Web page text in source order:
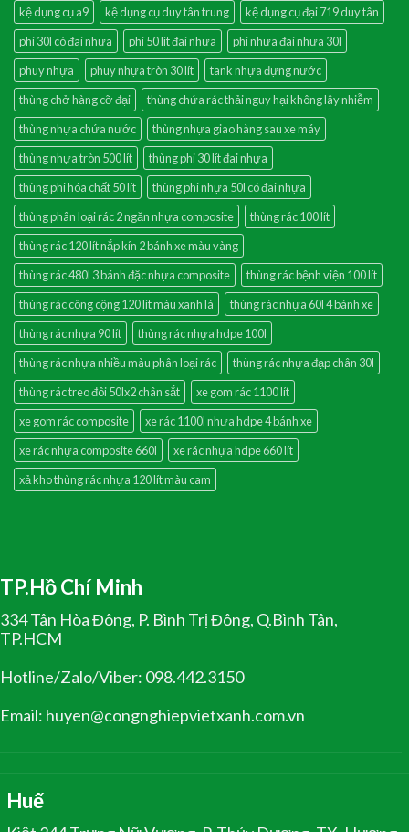
kệ dụng cụ a9
kệ dụng cụ duy tân trung
kệ dụng cụ đại 719 duy tân
phi 30l có đai nhựa
phi 50 lít đai nhựa
phi nhựa đai nhựa 30l
phuy nhựa
phuy nhựa tròn 30 lít
tank nhựa đựng nước
thùng chở hàng cỡ đại
thùng chứa rác thải nguy hại không lây nhiễm
thùng nhựa chứa nước
thùng nhựa giao hàng sau xe máy
thùng nhựa tròn 500 lít
thùng phi 30 lít đai nhựa
thùng phi hóa chất 50 lít
thùng phi nhựa 50l có đai nhựa
thùng phân loại rác 2 ngăn nhựa composite
thùng rác 100 lít
thùng rác 120 lít nắp kín 2 bánh xe màu vàng
thùng rác 480l 3 bánh đặc nhựa composite
thùng rác bệnh viện 100 lít
thùng rác công cộng 120 lít màu xanh lá
thùng rác nhựa 60l 4 bánh xe
thùng rác nhựa 90 lít
thùng rác nhựa hdpe 100l
thùng rác nhựa nhiều màu phân loại rác
thùng rác nhựa đạp chân 30l
thùng rác treo đôi 50lx2 chân sắt
xe gom rác 1100 lít
xe gom rác composite
xe rác 1100l nhựa hdpe 4 bánh xe
xe rác nhựa composite 660l
xe rác nhựa hdpe 660 lít
xả kho thùng rác nhựa 120 lít màu cam
TP.Hồ Chí Minh
334 Tân Hòa Đông, P. Bình Trị Đông, Q.Bình Tân,
TP.HCM
Hotline/Zalo/Viber: 098.442.3150
Email: huyen@congnghiepvietxanh.com.vn
Huế